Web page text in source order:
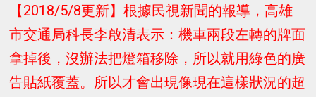
【2018/5/8更新】根據民視新聞的報導，高雄
市交通局科長李啟清表示：機車兩段左轉的牌面
拿掉後，沒辦法把燈箱移除，所以就用綠色的廣
告貼紙覆蓋。所以才會出現像現在這樣狀況的超